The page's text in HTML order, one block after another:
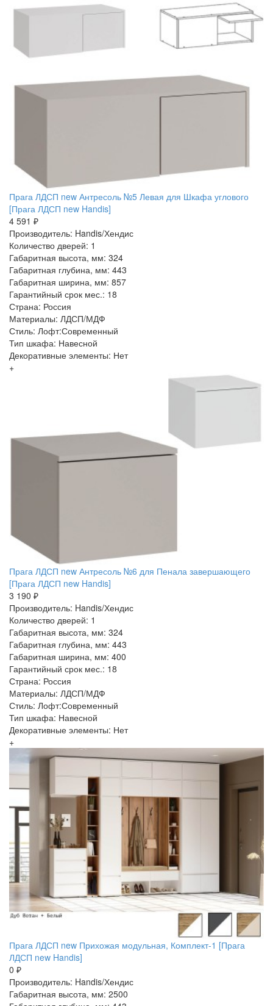
Прага ЛДСП new Антресоль №5 Левая для Шкафа углового
[Прага ЛДСП new Handis]
4 591 ₽
Производитель: Handis/Хендис
Количество дверей: 1
Габаритная высота, мм: 324
Габаритная глубина, мм: 443
Габаритная ширина, мм: 857
Гарантийный срок мес.: 18
Страна: Россия
Материалы: ЛДСП/МДФ
Стиль: Лофт:Современный
Тип шкафа: Навесной
Декоративные элементы: Нет
+
Прага ЛДСП new Антресоль №6 для Пенала завершающего
[Прага ЛДСП new Handis]
3 190 ₽
Производитель: Handis/Хендис
Количество дверей: 1
Габаритная высота, мм: 324
Габаритная глубина, мм: 443
Габаритная ширина, мм: 400
Гарантийный срок мес.: 18
Страна: Россия
Материалы: ЛДСП/МДФ
Стиль: Лофт:Современный
Тип шкафа: Навесной
Декоративные элементы: Нет
+
Прага ЛДСП new Прихожая модульная, Комплект-1 [Прага
ЛДСП new Handis]
0 ₽
Производитель: Handis/Хендис
Габаритная высота, мм: 2500